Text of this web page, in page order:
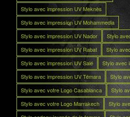
Stylo avec impression UV Meknès
Stylo avec impression UV Mohammedia
Stylo avec impression UV Nador
Stylo
Stylo avec impression UV Rabat
Stylo
Stylo avec impression UV Salé
Stylo avec
Stylo avec impression UV Témara
Stylo
Stylo avec votre Logo Casablanca
Stylo
Stylo avec votre Logo Marrakech
Stylo